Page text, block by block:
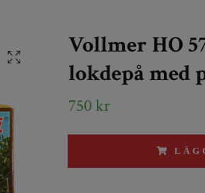
Vollmer HO
lokdepå med
750 kr